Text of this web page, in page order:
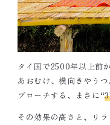
タイ国で2500年以上前
あおむけ、横向きやう
プローチする、まさに“
その効果の高さと、リ